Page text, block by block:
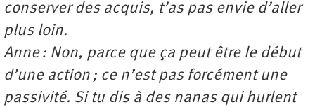
conserver des acquis, t’as pas envie d’aller
plus loin.
Anne : Non, parce que ça peut être le début
d’une action ; ce n’est pas forcément une
passivité. Si tu dis à des nanas qui hurlent